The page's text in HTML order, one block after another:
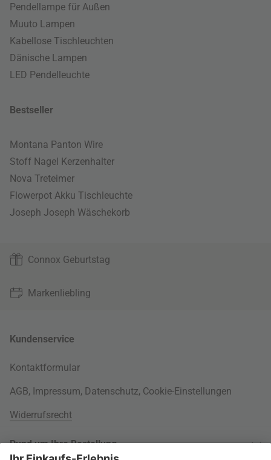
Pendellampe für Außen
Muuto Lampen
Kabellose Tischleuchten
Dänische Lampen
LED Pendelleuchte
Bestseller
Montana Panton Wire
Stoff Nagel Kerzenhalter
Nova Treteimer
Flowerpot Akku Tischleuchte
Joseph Joseph Wäschekorb
Connox Geburtstag
Markenliebling
Kundenservice
Kontaktformular
AGB, Impressum, Datenschutz, Cookie-Einstellungen
Widerrufsrecht
Rund um Ihre Bestellung